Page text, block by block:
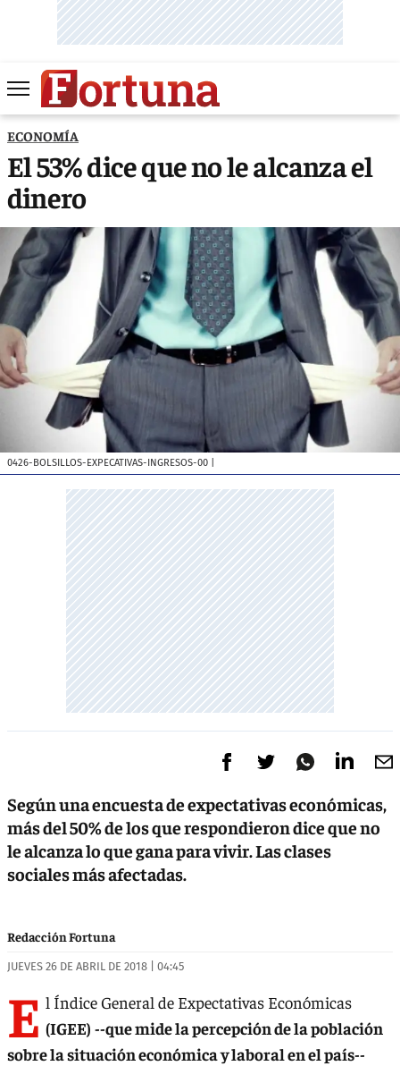
ECONOMÍA
El 53% dice que no le alcanza el
dinero
0426-BOLSILLOS-EXPECATIVAS-INGRESOS-00
Según una encuesta de expectativas económicas,
más del 50% de los que respondieron dice que no
le alcanza lo que gana para vivir. Las clases
sociales más afectadas.
Redacción Fortuna
JUEVES 26 DE ABRIL DE 2018 | 04:45
E l Índice General de Expectativas Económicas
(IGEE) --que mide la percepción de la población
sobre la situación económica y laboral en el país--